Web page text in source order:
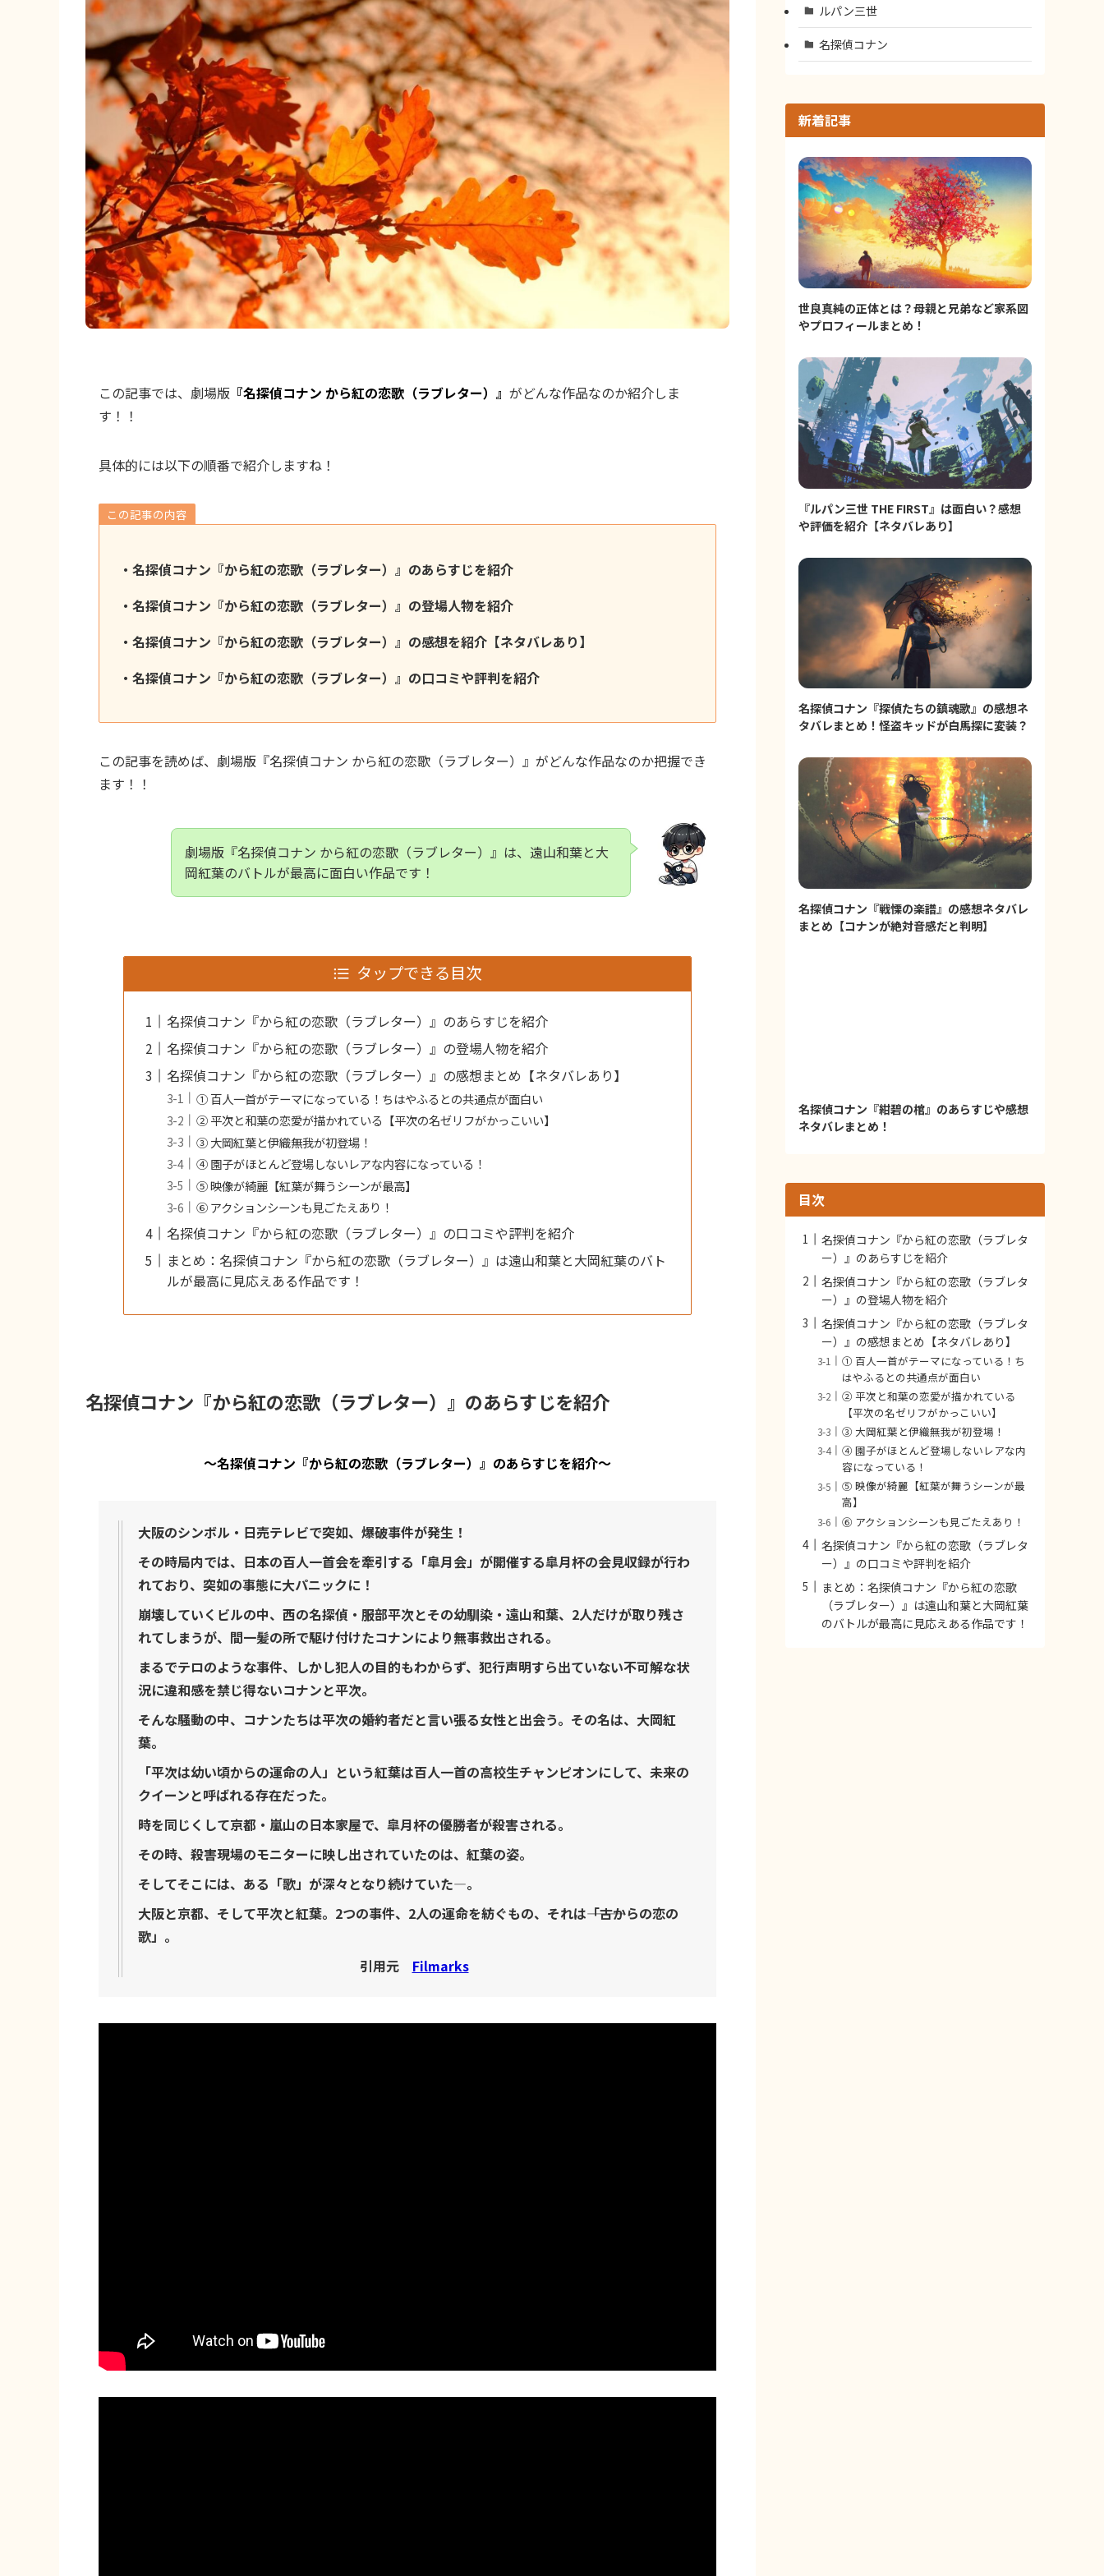
この記事では、劇場版 『名探偵コナン から紅の恋歌（ラブレター）』 がどんな作品なのか紹介しま
す！！
具体的には以下の順番で紹介しますね！
この記事の内容
・名探偵コナン『から紅の恋歌（ラブレター）』のあらすじを紹介
・ 名探偵コナン『から紅の恋歌（ラブレター）』の登場人物を紹介
・名探偵コナン『から紅の恋歌（ラブレター）』の感想を紹介【ネタバレあり】
・名探偵コナン『から紅の恋歌（ラブレター）』の口コミや評判を紹介
この記事を読めば、劇場版『名探偵コナン から紅の恋歌（ラブレター）』がどんな作品なのか把握でき
ます！！
劇場版『名探偵コナン から紅の恋歌（ラブレター）』は、遠山和葉と大
岡紅葉のバトルが最高に面白い作品です！
タップできる目次
名探偵コナン『から紅の恋歌（ラブレター）』のあらすじを紹介
名探偵コナン『から紅の恋歌（ラブレター）』の登場人物を紹介
名探偵コナン『から紅の恋歌（ラブレター）』の感想まとめ【ネタバレあり】
① 百人一首がテーマになっている！ちはやふるとの共通点が面白い
② 平次と和葉の恋愛が描かれている【平次の名ゼリフがかっこいい】
③ 大岡紅葉と伊織無我が初登場！
④ 園子がほとんど登場しないレアな内容になっている！
⑤ 映像が綺麗【紅葉が舞うシーンが最高】
⑥ アクションシーンも見ごたえあり！
名探偵コナン『から紅の恋歌（ラブレター）』の口コミや評判を紹介
まとめ：名探偵コナン『から紅の恋歌（ラブレター）』は遠山和葉と大岡紅葉のバト
ルが最高に見応えある作品です！
名探偵コナン『から紅の恋歌（ラブレター）』のあらすじを紹介
〜名探偵コナン『から紅の恋歌（ラブレター）』のあらすじを紹介〜
大阪のシンボル・日売テレビで突如、爆破事件が発生！
その時局内では、日本の百人一首会を牽引する「皐月会」が開催する皐月杯の会見収録が行わ
れており、突如の事態に大パニックに！
崩壊していくビルの中、西の名探偵・服部平次とその幼馴染・遠山和葉、2人だけが取り残さ
れてしまうが、間一髪の所で駆け付けたコナンにより無事救出される。
まるでテロのような事件、しかし犯人の目的もわからず、犯行声明すら出ていない不可解な状
況に違和感を禁じ得ないコナンと平次。
そんな騒動の中、コナンたちは平次の婚約者だと言い張る女性と出会う。その名は、大岡紅
葉。
「平次は幼い頃からの運命の人」という紅葉は百人一首の高校生チャンピオンにして、未来の
クイーンと呼ばれる存在だった。
時を同じくして京都・嵐山の日本家屋で、皐月杯の優勝者が殺害される。
その時、殺害現場のモニターに映し出されていたのは、紅葉の姿。
そしてそこには、ある「歌」が深々となり続けていた―。
大阪と京都、そして平次と紅葉。2つの事件、2人の運命を紡ぐもの、それは―――「古からの恋の
歌」。
引用元 Filmarks
ルパン三世
名探偵コナン
新着記事
世良真純の正体とは？母親と兄弟など家系図
やプロフィールまとめ！
『ルパン三世 THE FIRST』は面白い？感想
や評価を紹介【ネタバレあり】
名探偵コナン『探偵たちの鎮魂歌』の感想ネ
タバレまとめ！怪盗キッドが白馬探に変装？
名探偵コナン『戦慄の楽譜』の感想ネタバレ
まとめ【コナンが絶対音感だと判明】
名探偵コナン『紺碧の棺』のあらすじや感想
ネタバレまとめ！
目次
名探偵コナン『から紅の恋歌（ラブレタ
ー）』のあらすじを紹介
名探偵コナン『から紅の恋歌（ラブレタ
ー）』の登場人物を紹介
名探偵コナン『から紅の恋歌（ラブレタ
ー）』の感想まとめ【ネタバレあり】
① 百人一首がテーマになっている！ち
はやふるとの共通点が面白い
② 平次と和葉の恋愛が描かれている
【平次の名ゼリフがかっこいい】
③ 大岡紅葉と伊織無我が初登場！
④ 園子がほとんど登場しないレアな内
容になっている！
⑤ 映像が綺麗【紅葉が舞うシーンが最
高】
⑥ アクションシーンも見ごたえあり！
名探偵コナン『から紅の恋歌（ラブレタ
ー）』の口コミや評判を紹介
まとめ：名探偵コナン『から紅の恋歌
（ラブレター）』は遠山和葉と大岡紅葉
のバトルが最高に見応えある作品です！